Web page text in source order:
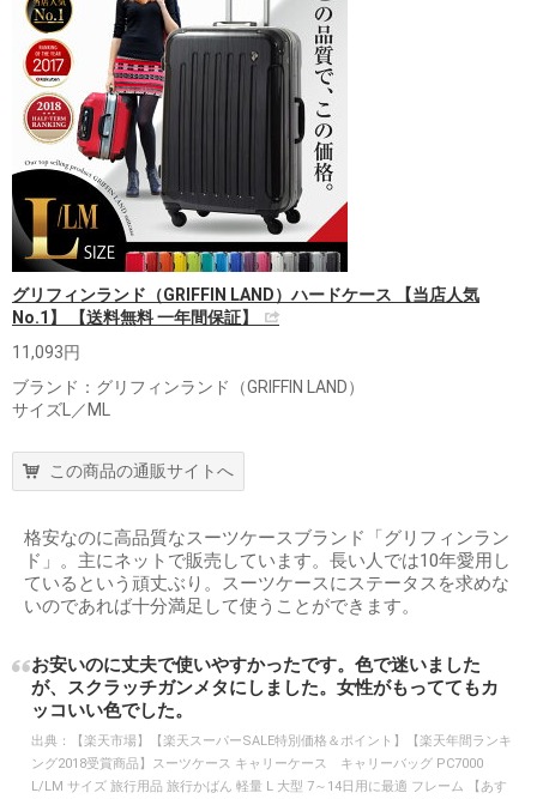
グリフィンランド（GRIFFIN LAND）ハードケース 【当店人気
No.1】 【送料無料 一年間保証】
11,093円
ブランド：グリフィンランド（GRIFFIN LAND）
サイズL／ML
この商品の通販サイトへ
格安なのに高品質なスーツケースブランド「グリフィンラン
ド」。主にネットで販売しています。長い人では10年愛用し
ているという頑丈ぶり。スーツケースにステータスを求めな
いのであれば十分満足して使うことができます。
お安いのに丈夫で使いやすかったです。色で迷いました
が、スクラッチガンメタにしました。女性がもっててもカ
ッコいい色でした。
出典：
【楽天市場】【楽天スーパーSALE特別価格＆ポイント】【楽天年間ランキ
ング2018受賞商品】スーツケース キャリーケース キャリーバッグ PC7000
L/LM サイズ 旅行用品 旅行かばん 軽量 L 大型 7～14日用に最適 フレーム 【あす